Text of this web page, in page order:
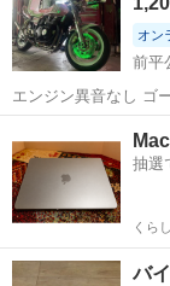
オン
前平
エンジン異音なし ゴ
レーキ別体新品 ウィ
換新品 LED取り付け
ヤー新品交換 クラッ
抽選
くら
バ